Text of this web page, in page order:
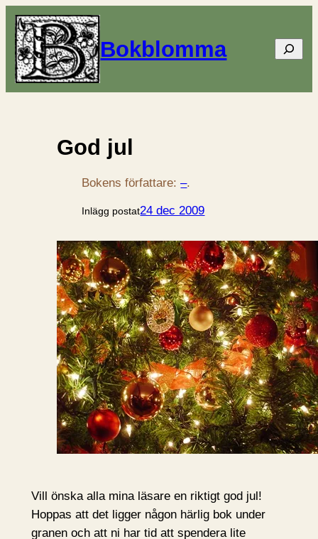
Bokblomma Sök
God jul
Bokens författare:–.
Inlägg postat24 dec 2009
Vill önska alla mina läsare en riktigt god jul!
Hoppas att det ligger någon härlig bok under
granen och att ni har tid att spendera lite